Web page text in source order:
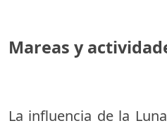
Mareas y
La influencia de la